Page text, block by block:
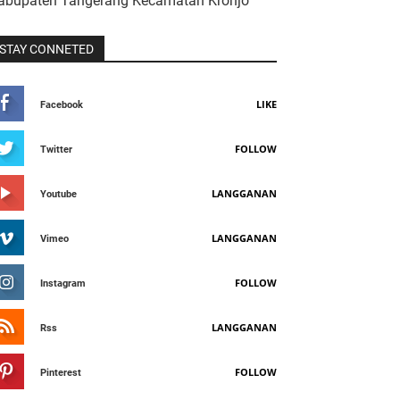
STAY CONNETED
Facebook LIKE
Twitter FOLLOW
Youtube LANGGANAN
Vimeo LANGGANAN
Instagram FOLLOW
Rss LANGGANAN
Pinterest FOLLOW